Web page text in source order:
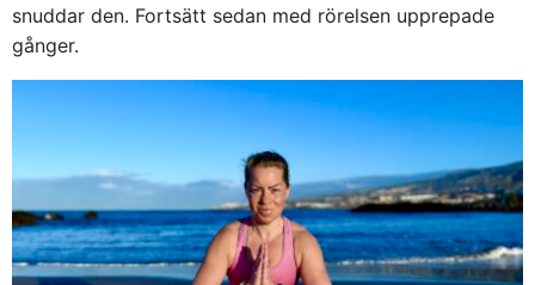
snuddar den. Fortsätt sedan med rörelsen upprepade
gånger.